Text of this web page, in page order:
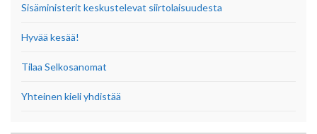
Sisäministerit keskustelevat siirtolaisuudesta
Hyvää kesää!
Tilaa Selkosanomat
Yhteinen kieli yhdistää